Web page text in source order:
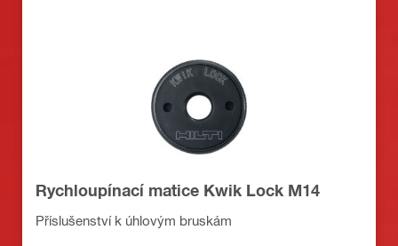
Rychloupínací matice Kwik Lock M14
Příslušenství k úhlovým bruskám